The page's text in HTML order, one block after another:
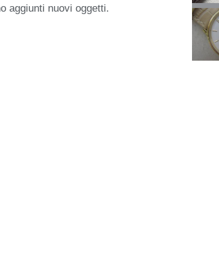
aggiunti nuovi oggetti.